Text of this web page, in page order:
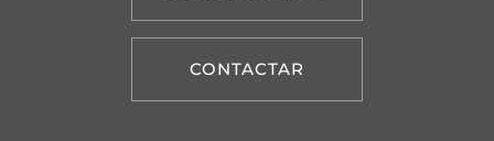
CONTACTAR